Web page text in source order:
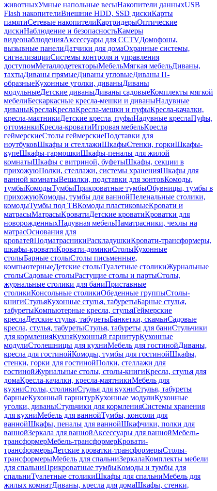
животныхУмные напольные весыНакопители данныхUSB
Flash накопителиВнешние HDD, SSD дискиКарты
памятиСетевые накопителиКартридерыОптические
дискиНаблюдение и безопасностьКамеры
видеонаблюденияАксессуары для CCTVДомофоны,
вызывные панелиДатчики для домаОхранные системы,
сигнализацииСистемы контроля и управления
доступомМеталлодетекторыМебельМягкая мебельДиваны,
тахтыДиваны прямыеДиваны угловыеДиваны П-
образныеКухонные уголки, диваныДиваны
модульныеДетские диваныДиваны садовыеКомплекты мягкой
мебелиБескаркасные кресла-мешки и диваныНадувные
диваныКреслаКреслаКресла-мешки и пуфыКресла-качалки,
кресла-маятникиДетские кресла, пуфыНадувные креслаПуфы,
оттоманкиКресла-кроватиИгровая мебельКресла
геймерскиеСтолы геймерскиеПодставки для
ноутбуковШкафы и стеллажиШкафыСтенки, горкиШкафы-
купеШкафы-гармошкиШкафы-пеналы для жилой
комнатыШкафы с витриной, буфетыШкафы, секции в
прихожуюПолки, стеллажи, системы храненияШкафы для
ванной комнатыВешалки, подставки для зонтовКомоды,
тумбыКомодыТумбыПрикроватные тумбыОбувницы, тумбы в
прихожуюКомоды, тумбы для ваннойПеленальные столики,
комодыТумбы под ТВКомоды пластиковыеКровати и
матрасыМатрасыКроватиДетские кроватиКроватки для
новорожденныхНадувная мебельНаматрасники, чехлы на
матрасОснования для
кроватейПодматрасникиРаскладушкиКровати-трансформеры,
шкафы-кроватиКровати-домикиСтолыКухонные
столыБарные столыСтолы письменные,
компьютерныеДетские столыТуалетные столикиЖурнальные
столыСадовые столыРастущие столы и партыСтолы,
журнальные столики для баниПриставные
столикиКонсольные столикиОбеденные группыСтолы-
книгиСтульяКухонные стулья, табуретыБарные стулья,
табуретыКомпьютерные кресла, стульяГеймерские
креслаДетские стулья, табуретыБанкетки, скамьиСадовые
кресла, стулья, табуретыСтулья, табуреты для баниСтульчики
для кормленияКухняКухонный гарнитурКухонные
модулиСтолешницы для кухниМебель для гостинойДиваны,
кресла для гостинойКомоды, тумбы для гостинойШкафы,
стенки, горки для гостинойПолки, стеллажи для
гостинойЖурнальные столы, столы-книгиКресла, стулья для
домаКресла-качалки, кресла-маятникиМебель для
кухниСтолы, столикиСтулья для кухниСтулья, табуреты
барныеКухонный гарнитурКухонные модулиКухонные
уголки, диваныСтульчики для кормленияСистемы хранения
для кухниМебель для ваннойТумбы, консоли для
ваннойШкафы, пеналы для ваннойШкафчики, полки для
ваннойЗеркала для ваннойАксессуары для ваннойМебель-
трансформерМебель-трансформерКровати-
трансформерыДетские кроватки-трансформерыСтолы-
трансформерыМебель для спальниЗеркалаКомплекты мебели
для спальниПрикроватные тумбыКомоды и тумбы для
спальниТуалетные столикиШкафы для спальниМебель для
жилых комнатДиваны, кресла для домаШкафы, стенки,